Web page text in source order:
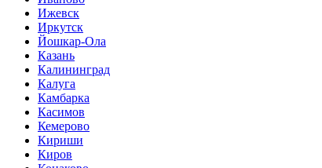
Ижевск
Иркутск
Йошкар-Ола
Казань
Калининград
Калуга
Камбарка
Касимов
Кемерово
Кириши
Киров